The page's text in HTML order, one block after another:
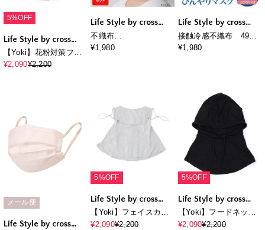
5%OFF
Life Style by cross
marche
【Yoki】花粉対策フェ
イスカバーマスク
¥2,090¥2,200
Life Style by cross
marche
不織布
PASTELMASK 49枚
構造
¥1,980
Life Style by cross
marche
接触冷感不織布 49枚
セット
¥1,980
メール便
Life Style by cross
5%OFF
Life Style by cross
marche
【Yoki】フェイスカバ
ーマスク
¥2,090¥2,200
5%OFF
Life Style by cross
marche
【Yoki】フードネック
カバーマスク
¥2,090¥2,200